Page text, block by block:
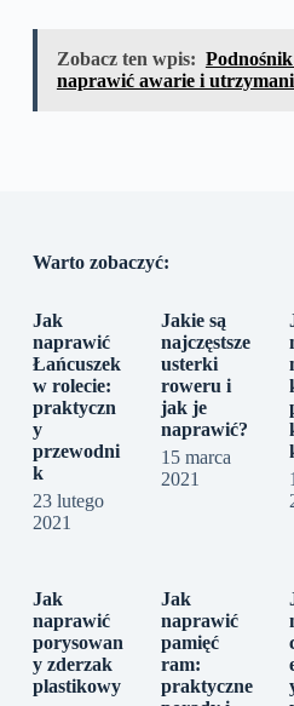
Zobacz ten wpis:
naprawić awarie i
Warto zobaczyć:
Jak
naprawić
Łańcuszek
w rolecie:
praktyczn
y
przewodni
k
23 lutego
2021
Jakie są
najczęstsze
usterki
roweru i
jak je
naprawić?
15 marca
2021
Jak
naprawić
porysowan
y zderzak
plastikowy
Jak
naprawić
pamięć
ram:
praktyczne